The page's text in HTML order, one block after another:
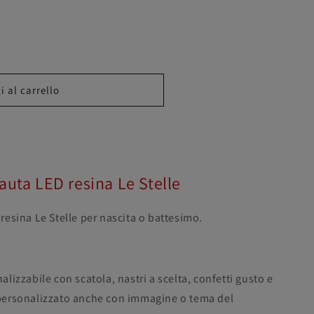
f
a
al carrello
LED resina Le Stelle
Le Stelle per nascita o battesimo.
con scatola, nastri a scelta, confetti gusto e
anche con immagine o tema del